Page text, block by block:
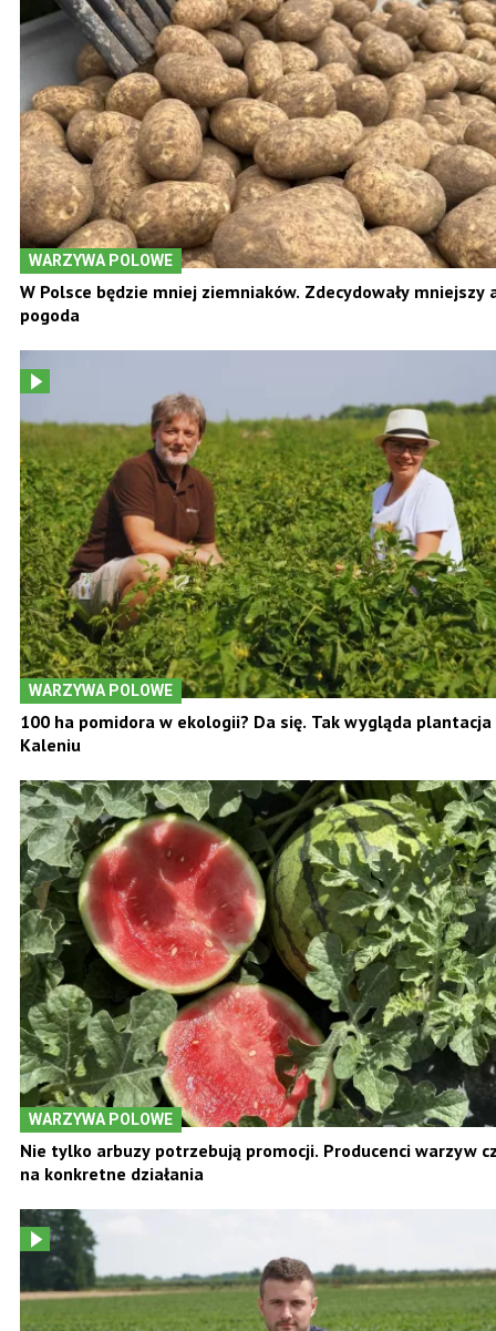
WARZYWA POLOWE
W Polsce będzie mniej ziemniaków. Zdecydowały mniejszy
pogoda
WARZYWA POLOWE
100 ha pomidora w ekologii? Da się. Tak wygląda plantacja
Kaleniu
WARZYWA POLOWE
Nie tylko arbuzy potrzebują promocji. Producenci warzyw
na konkretne działania